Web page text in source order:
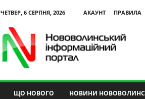
ЧЕТВЕР, 6 СЕРПНЯ, 2026 АКАУНТ ПРАВИЛА
ЩО НОВОГО НОВИНИ